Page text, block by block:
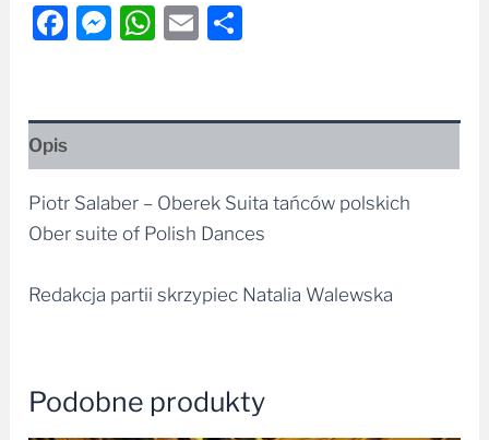
Facebook
Messenger
WhatsApp
Email
Opis
Piotr Salaber – Oberek Suita tańców polskich
Ober suite of Polish Dances
Redakcja partii skrzypiec Natalia Walewska
Podobne produkty